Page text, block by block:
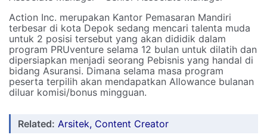
Action Inc. merupakan Kantor Pemasaran Mandiri
terbesar di kota Depok sedang mencari talenta muda
untuk 2 posisi tersebut yang akan dididik dalam
program PRUventure selama 12 bulan untuk dilatih dan
dipersiapkan menjadi seorang Pebisnis yang handal di
bidang Asuransi. Dimana selama masa program
peserta terpilih akan mendapatkan Allowance bulanan
diluar komisi/bonus mingguan.
Related: Arsitek, Content Creator